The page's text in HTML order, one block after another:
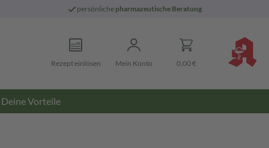
persönliche pharmazeutische Beratung
Rezept einlösen Mein Konto 0,00 €
Deine Vorteile